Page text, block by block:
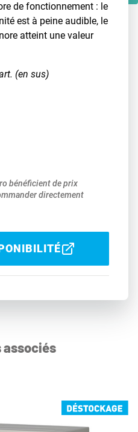
de fonctionnement : le
est à peine audible, le
atteint une valeur
(en sus)
bénéficient de prix
directement